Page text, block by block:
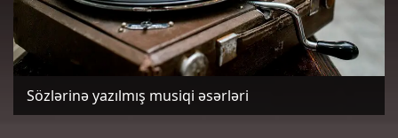
Sözlərinə yazılmış musiqi əsərləri